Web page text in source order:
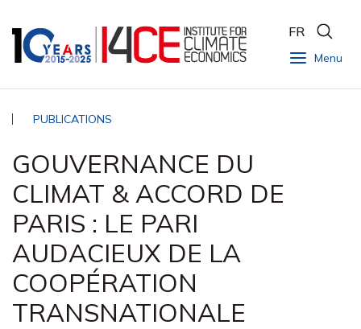
Menu
FR
PUBLICATIONS
GOUVERNANCE DU
CLIMAT & ACCORD DE
PARIS : LE PARI
AUDACIEUX DE LA
COOPÉRATION
TRANSNATIONALE